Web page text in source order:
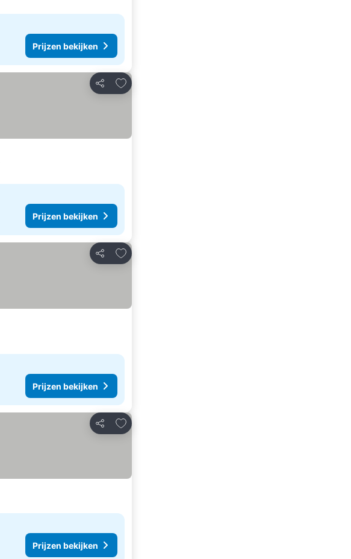
Prijzen bekijken
Delen
Toevoegen aan favorieten
Prijzen bekijken
Delen
Toevoegen aan favorieten
Prijzen bekijken
Delen
Toevoegen aan favorieten
Prijzen bekijken